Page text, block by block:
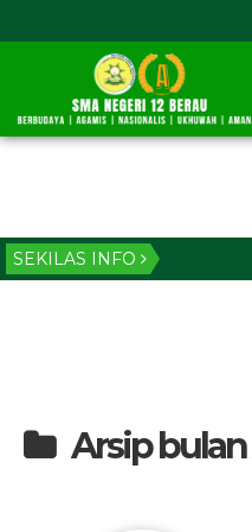
SEKILAS INFO
Arsip bulan